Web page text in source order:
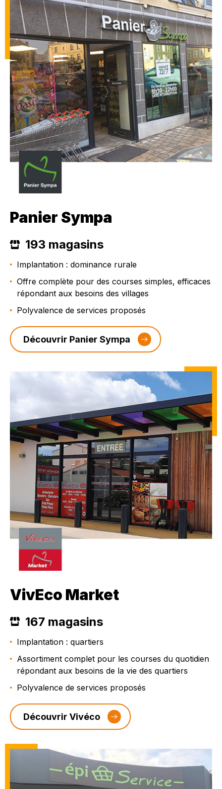
Panier Sympa
193 magasins
Implantation : dominance rurale
Offre complète pour des courses simples, efficaces
répondant aux besoins des villages
Polyvalence de services proposés
Découvrir Panier Sympa
VivEco Market
167 magasins
Implantation : quartiers
Assortiment complet pour les courses du quotidien
répondant aux besoins de la vie des quartiers
Polyvalence de services proposés
Découvrir Vivéco